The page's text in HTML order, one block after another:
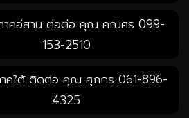
าคอีสาน ต่อต่อ คุณ คณิศร 099-
153-2510
คใต้ ติดต่อ คุณ ศุภกร 061-896-
4325